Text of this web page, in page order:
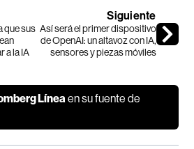
que sus
a la IA
Siguiente
Así será el primer dispositivo
de OpenAI: un altavoz con IA,
sensores y piezas móviles
Líneaen su fuente de